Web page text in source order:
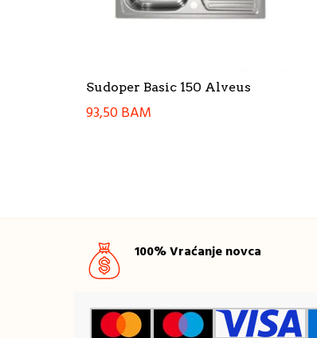
Sudoper Basic 150 Alveus
93,50BAM
100% Vraćanje novca